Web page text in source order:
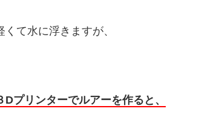
て水に浮きますが、
Dプリンターでルアーを作ると、